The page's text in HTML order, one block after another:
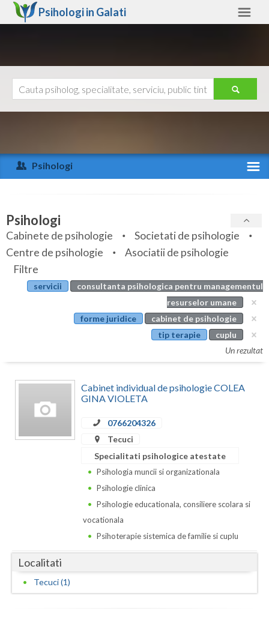
Psihologi in Galati
Arad
Arges
Bihor
Bistrita-Nasaud
Botosani
Caras-Severin
Galati
Giurgiu
Ajutor
Psihologi
Specialitati
Servicii
Articole
Evenimente
Psihologi
Cabinete de psihologie
Societati de psihologie
Centre de psihologie
Asociatii de psihologie
Filtre
servicii
consultanta psihologica pentru managementul
resurselor umane
forme juridice
cabinet de psihologie
tip terapie
cuplu
Un rezultat
Cabinet individual de psihologie COLEA
GINA VIOLETA
0766204326
Tecuci
Specialitati psihologice atestate
Psihologia muncii si organizationala
Psihologie clinica
Psihologie educationala, consiliere scolara si
vocationala
Psihoterapie sistemica de familie si cuplu
Localitati
Tecuci (1)